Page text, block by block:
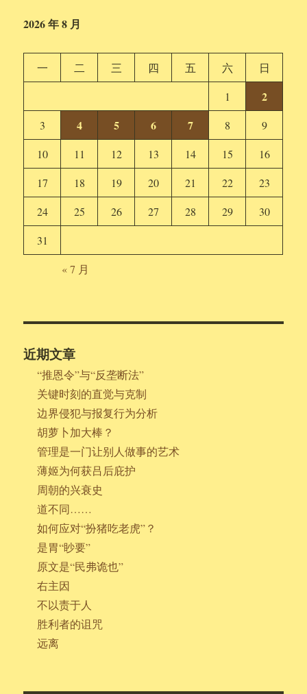
2026 年 8 月
一 二 三 四 五 六
日
1
2
3 4 5 6 7 8
9
10
11 12 13 14 15
16
17
18 19 20 21 22
23
24
25 26 27 28 29
30
31
« 7 月
近期文章
“推恩令”与“反垄断法”
关键时刻的直觉与克制
边界侵犯与报复行为分析
胡萝卜加大棒？
管理是一门让别人做事的艺术
薄姬为何获吕后庇护
周朝的兴衰史
道不同……
如何应对“扮猪吃老虎”？
是胃“眇要”
原文是“民弗诡也”
右主因
不以责于人
胜利者的诅咒
远离